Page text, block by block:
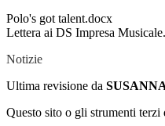
Polo's got talent.docx
Lettera ai DS Impresa
Notizie
Ultima revisione da
Questo sito o gli strumenti